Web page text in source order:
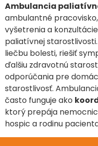
Ambulancia
ambulantné
vyšetrenia a
paliatívnej
liečbu bolesti, riešiť
ďalšiu zdravotnú
odporúčania pre
starostlivosť.
často funguje ako
ktorý prepája
hospic a rodinu